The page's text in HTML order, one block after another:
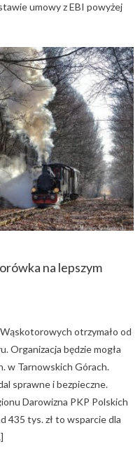
umowy z EBI powyżej
na lepszym
otrzymało od
Organizacja będzie mogła
w Tarnowskich Górach.
sprawne i bezpieczne.
Darowizna PKP Polskich
435 tys. zł to wsparcie dla